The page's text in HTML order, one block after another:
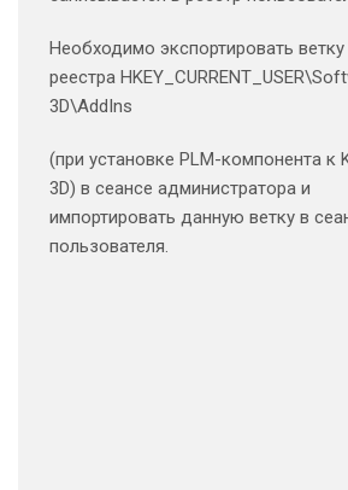
Необходимо экспортировать ветку
реестра
3D\AddIns
(при установке PLM-компонента к
3D) в сеансе администратора и
импортировать данную ветку в
пользователя.